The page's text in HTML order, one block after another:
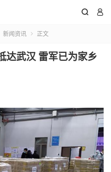
 
新闻资讯  正文
达武汉 雷军已为家乡